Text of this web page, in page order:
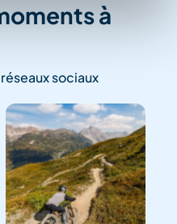
à
sociaux